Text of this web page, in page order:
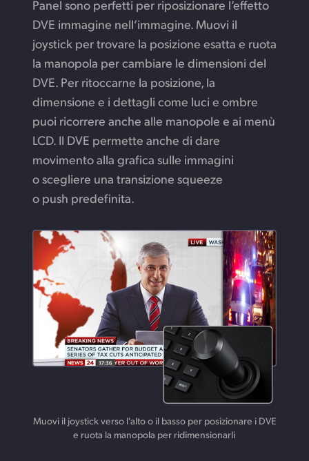
Panel sono perfetti per riposizionare l’effetto
DVE immagine nell’immagine. Muovi il
joystick per trovare la posizione esatta e ruota
la manopola per cambiare le dimensioni del
DVE. Per ritoccarne la posizione, la
dimensione e i dettagli come luci e ombre
puoi ricorrere anche alle manopole e ai menù
LCD. Il DVE permette anche di dare
movimento alla grafica sulle immagini
o scegliere una transizione squeeze
o push predefinita.
Muovi il joystick verso l'alto o il basso per posizionare i DVE
e ruota la manopola per ridimensionarli